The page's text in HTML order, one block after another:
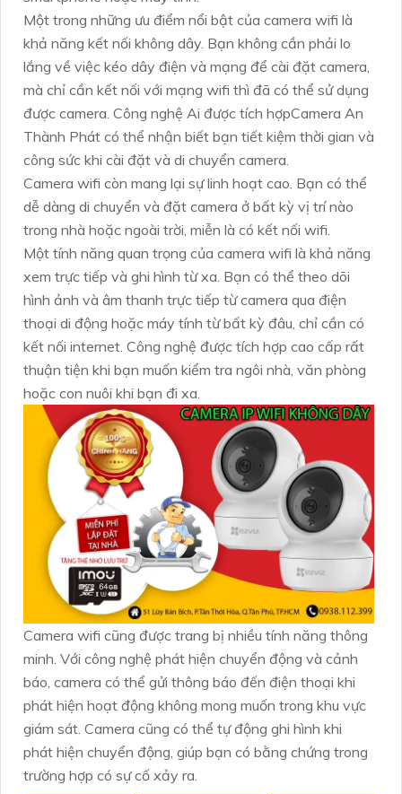
Một trong những ưu điểm nổi bật của camera wifi là
khả năng kết nối không dây. Bạn không cần phải lo
lắng về việc kéo dây điện và mạng để cài đặt camera,
mà chỉ cần kết nối với mạng wifi thì đã có thể sử dụng
được camera. Công nghệ Ai được tích hợpCamera An
Thành Phát có thể nhận biết bạn tiết kiệm thời gian và
công sức khi cài đặt và di chuyển camera.
Camera wifi còn mang lại sự linh hoạt cao. Bạn có thể
dễ dàng di chuyển và đặt camera ở bất kỳ vị trí nào
trong nhà hoặc ngoài trời, miễn là có kết nối wifi.
Một tính năng quan trọng của camera wifi là khả năng
xem trực tiếp và ghi hình từ xa. Bạn có thể theo dõi
hình ảnh và âm thanh trực tiếp từ camera qua điện
thoại di động hoặc máy tính từ bất kỳ đâu, chỉ cần có
kết nối internet. Công nghệ được tích hợp cao cấp rất
thuận tiện khi bạn muốn kiểm tra ngôi nhà, văn phòng
hoặc con nuôi khi bạn đi xa.
Camera wifi cũng được trang bị nhiều tính năng thông
minh. Với công nghệ phát hiện chuyển động và cảnh
báo, camera có thể gửi thông báo đến điện thoại khi
phát hiện hoạt động không mong muốn trong khu vực
giám sát. Camera cũng có thể tự động ghi hình khi
phát hiện chuyển động, giúp bạn có bằng chứng trong
trường hợp có sự cố xảy ra.